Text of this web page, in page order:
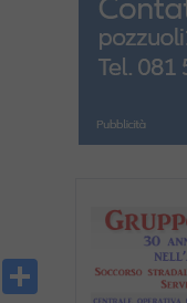
PrintFriendly
Condividi